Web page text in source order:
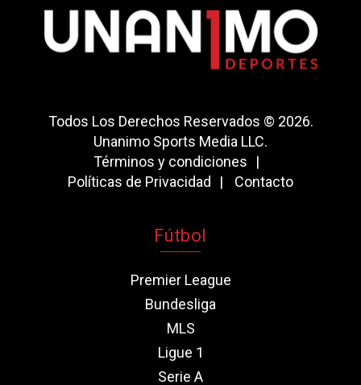
Todos Los Derechos Reservados © 2026.
Unanimo Sports Media LLC.
Términos y condiciones
Políticas de Privacidad
Contacto
Fútbol
Premier League
Bundesliga
MLS
Ligue 1
Serie A